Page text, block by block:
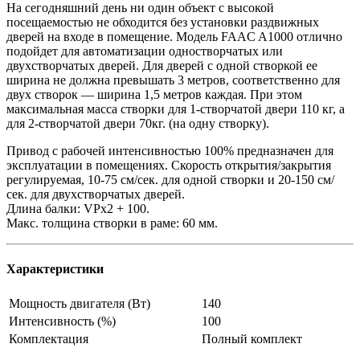
На сегодняшний день ни один объект с высокой
посещаемостью не обходится без установки раздвижных
дверей на входе в помещение. Модель FAAC A1000 отлично
подойдет для автоматизации одностворчатых или
двухстворчатых дверей. Для дверей с одной створкой ее
ширина не должна превышать 3 метров, соответственно для
двух створок — ширина 1,5 метров каждая. При этом
максимальная масса створки для 1-створчатой двери 110 кг, а
для 2-створчатой двери 70кг. (на одну створку).
Привод с рабочей интенсивностью 100% предназначен для
эксплуатации в помещениях. Скорость открытия/закрытия
регулируемая, 10-75 см/сек. для одной створки и 20-150 см/
сек. для двухстворчатых дверей.
Длина балки: VPx2 + 100.
Макс. толщина створки в раме: 60 мм.
Характеристики
Мощность двигателя (Вт)
140
Интенсивность (%)
100
Комплектация
Полный комплект